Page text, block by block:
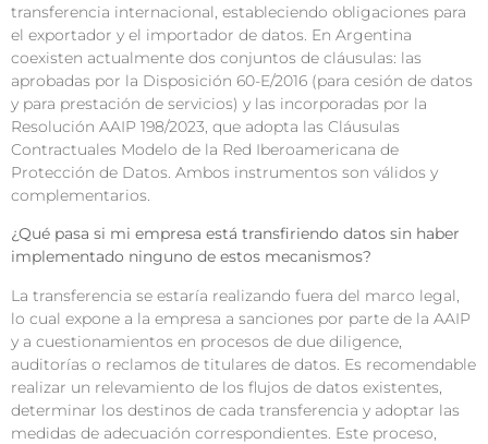
transferencia internacional, estableciendo obligaciones para
el exportador y el importador de datos. En Argentina
coexisten actualmente dos conjuntos de cláusulas: las
aprobadas por la Disposición 60-E/2016 (para cesión de datos
y para prestación de servicios) y las incorporadas por la
Resolución AAIP 198/2023, que adopta las Cláusulas
Contractuales Modelo de la Red Iberoamericana de
Protección de Datos. Ambos instrumentos son válidos y
complementarios.
¿Qué pasa si mi empresa está transfiriendo datos sin haber
implementado ninguno de estos mecanismos?
La transferencia se estaría realizando fuera del marco legal,
lo cual expone a la empresa a sanciones por parte de la AAIP
y a cuestionamientos en procesos de due diligence,
auditorías o reclamos de titulares de datos. Es recomendable
realizar un relevamiento de los flujos de datos existentes,
determinar los destinos de cada transferencia y adoptar las
medidas de adecuación correspondientes. Este proceso,